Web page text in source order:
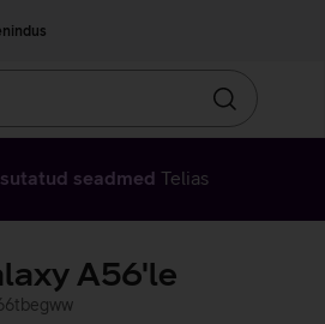
Otsin
seadmed Telias
A56'le